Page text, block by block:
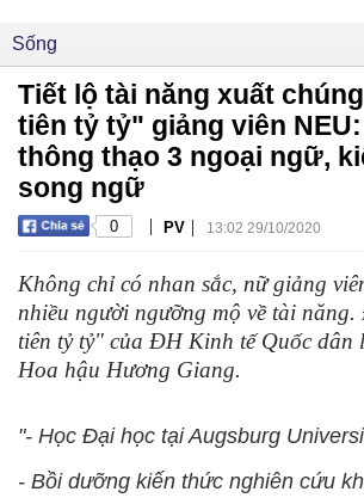
Sống
Tiết lộ tài năng xuất
tiên tỷ tỷ" giảng viên NEU:
thông thạo 3 ngoại ngữ,
song ngữ
0 | PV | 13:02 29/10/2020
Không chỉ có nhan sắc, nữ giảng
nhiều người ngưỡng mộ về tài
tiên tỷ tỷ" của ĐH Kinh tế Quốc dân
Hoa hậu Hương Giang.
"- Học Đại học tại Augsburg
- Bồi dưỡng kiến thức nghiên cứu